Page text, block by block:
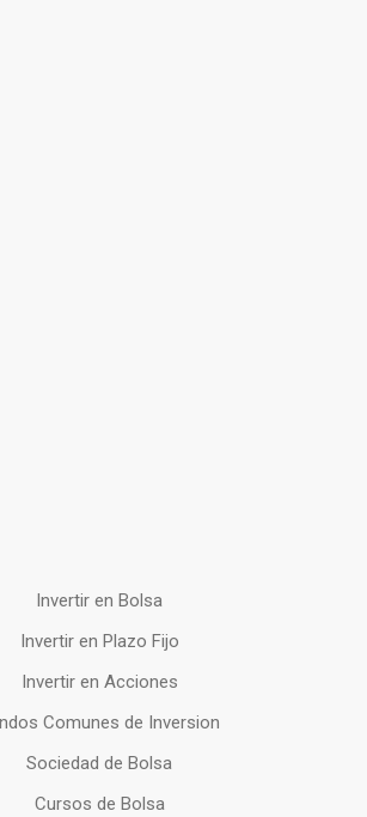
Invertir en Bolsa
Invertir en Plazo Fijo
Invertir en Acciones
Comunes de Inversion
Sociedad de Bolsa
Cursos de Bolsa